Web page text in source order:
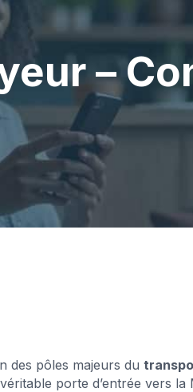
–
des pôles majeurs du
porte d’entrée vers la